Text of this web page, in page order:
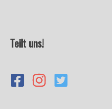
Teilt uns!